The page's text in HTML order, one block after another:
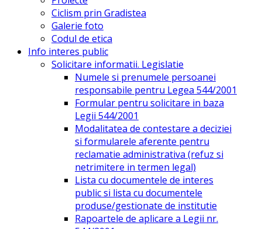
Ciclism prin Gradistea
Galerie foto
Codul de etica
Info interes public
Solicitare informatii. Legislatie
Numele si prenumele persoanei
responsabile pentru Legea 544/2001
Formular pentru solicitare in baza
Legii 544/2001
Modalitatea de contestare a deciziei
si formularele aferente pentru
reclamatie administrativa (refuz si
netrimitere in termen legal)
Lista cu documentele de interes
public si lista cu documentele
produse/gestionate de institutie
Rapoartele de aplicare a Legii nr.